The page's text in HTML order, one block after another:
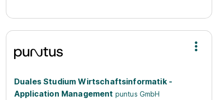
Duales Studium Wirtschaftsinformatik -
Application Management puntus GmbH